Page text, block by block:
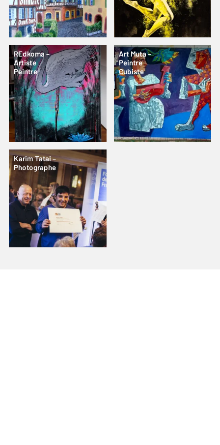
REdkoma –
Artiste
Peintre
Art Muta –
Peintre
Cubiste
Karim Tatai –
Photographe